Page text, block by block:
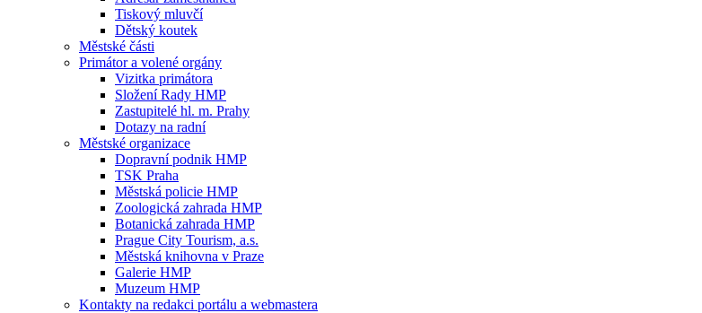
Tiskový mluvčí
Dětský koutek
Městské části
Primátor a volené orgány
Vizitka primátora
Složení Rady HMP
Zastupitelé hl. m. Prahy
Dotazy na radní
Městské organizace
Dopravní podnik HMP
TSK Praha
Městská policie HMP
Zoologická zahrada HMP
Botanická zahrada HMP
Prague City Tourism, a.s.
Městská knihovna v Praze
Galerie HMP
Muzeum HMP
Kontakty na redakci portálu a webmastera